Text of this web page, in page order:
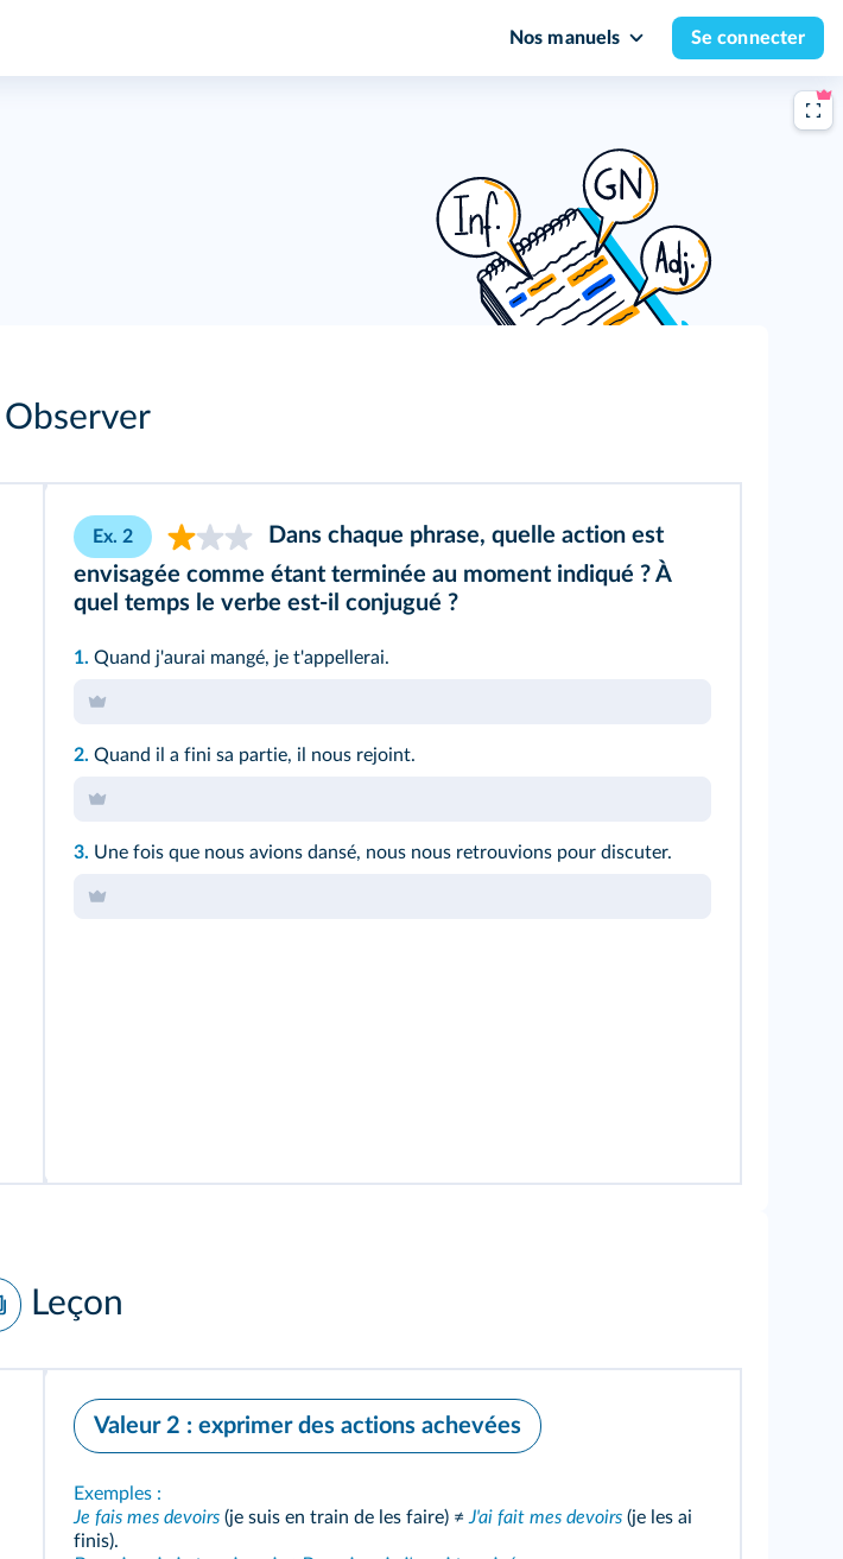
Nos manuels Se connecter
Observer
Ex. 2
Dans chaque phrase, quelle action est
envisagée comme étant terminée au moment indiqué ? À
quel temps le verbe est-il conjugué ?
1. Quand j'aurai mangé, je t'appellerai.
2. Quand il a fini sa partie, il nous rejoint.
3. Une fois que nous avions dansé, nous nous retrouvions pour discuter.
Leçon
Valeur 2 : exprimer des actions achevées
Exemples :
Je fais mes devoirs (je suis en train de les faire) ≠ J'ai fait mes devoirs (je les ai
finis).